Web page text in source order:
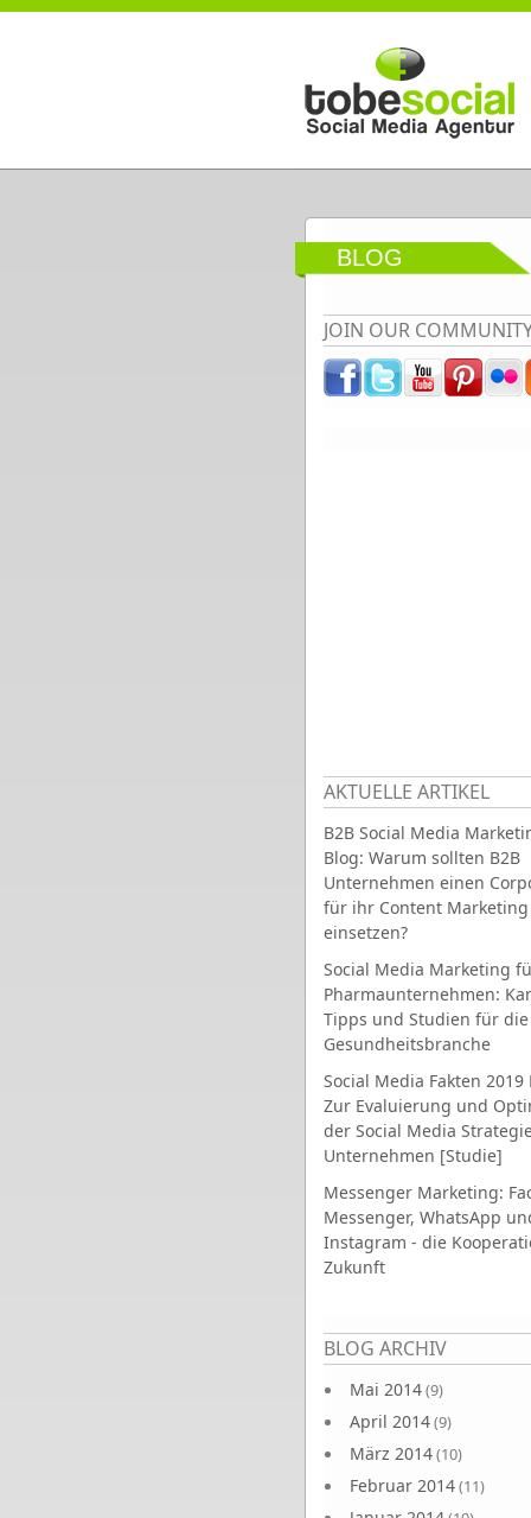
Direkt zum Inhalt
BLOG
JOIN OUR
AKTUELLE ARTIKEL
B2B Social Media
Blog: Warum sollten B2B
Unternehmen einen
für ihr Content Marketing
einsetzen?
Social Media Marketing
Pharmaunternehmen:
Tipps und Studien für die
Gesundheitsbranche
Social Media Fakten 2019
Zur Evaluierung und
der Social Media
Unternehmen [Studie]
Messenger Marketing:
Messenger, WhatsApp
Instagram - die
Zukunft
BLOG ARCHIV
Mai 2014(9)
April 2014(9)
März 2014(10)
Februar 2014(11)
Seiten